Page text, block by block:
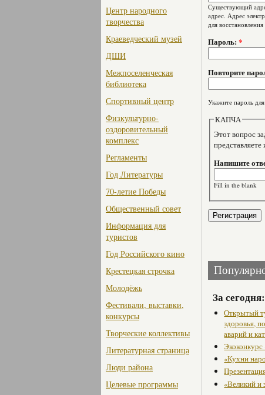
Центр народного
творчества
Краеведческий музей
ДШИ
Межпоселенческая
библиотека
Спортивный центр
Физкультурно-
оздоровительный
комплекс
Регламенты
Год Литературы
70-летие Победы
Общественный совет
Информация для
туристов
Год Российского кино
Крестецкая строчка
Молодёжь
Фестивали, выставки,
конкурсы
Творческие коллективы
Литературная страница
Люди района
Целевые программы
Существующий
адрес. Адрес
для
Пароль: *
Повторите
Укажите пароль
КАПЧА
Этот вопрос
Напишите
Fill in the blank
За сегодня:
Открытый
здоровья,
аварий и
«Кухни
«Великий и